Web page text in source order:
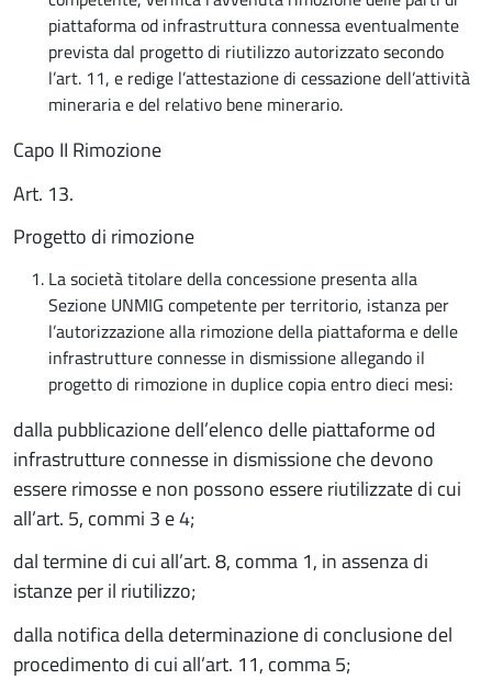
piattaforma od infrastruttura connessa eventualmente
prevista dal progetto di riutilizzo autorizzato secondo
l’art. 11, e redige l’attestazione di cessazione dell’attività
mineraria e del relativo bene minerario.
Capo II Rimozione
Art. 13.
Progetto di rimozione
La società titolare della concessione presenta alla
Sezione UNMIG competente per territorio, istanza per
l’autorizzazione alla rimozione della piattaforma e delle
infrastrutture connesse in dismissione allegando il
progetto di rimozione in duplice copia entro dieci mesi:
dalla pubblicazione dell’elenco delle piattaforme od
infrastrutture connesse in dismissione che devono
essere rimosse e non possono essere riutilizzate di cui
all’art. 5, commi 3 e 4;
dal termine di cui all’art. 8, comma 1, in assenza di
istanze per il riutilizzo;
dalla notifica della determinazione di conclusione del
procedimento di cui all’art. 11, comma 5;